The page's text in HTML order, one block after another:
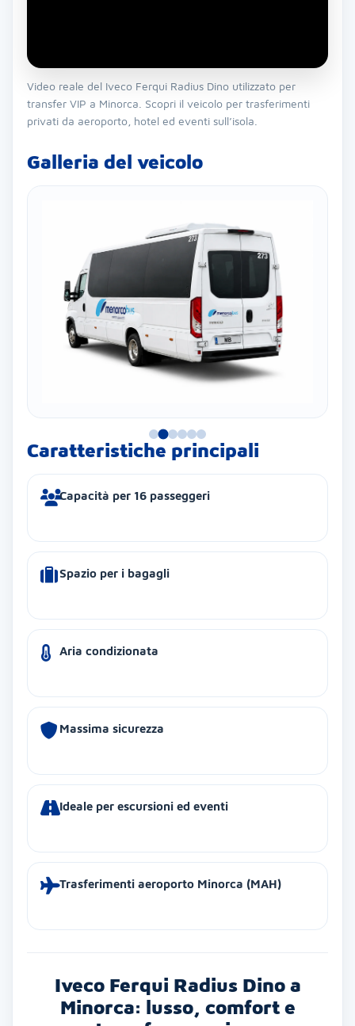
Video reale del Iveco Ferqui Radius Dino utilizzato per
transfer VIP a Minorca. Scopri il veicolo per trasferimenti
privati da aeroporto, hotel ed eventi sull’isola.
Galleria del veicolo
Caratteristiche principali
Capacità per 16 passeggeri
Spazio per i bagagli
Aria condizionata
Massima sicurezza
Ideale per escursioni ed eventi
Trasferimenti aeroporto Minorca (MAH)
Iveco Ferqui Radius Dino a
Minorca: lusso, comfort e